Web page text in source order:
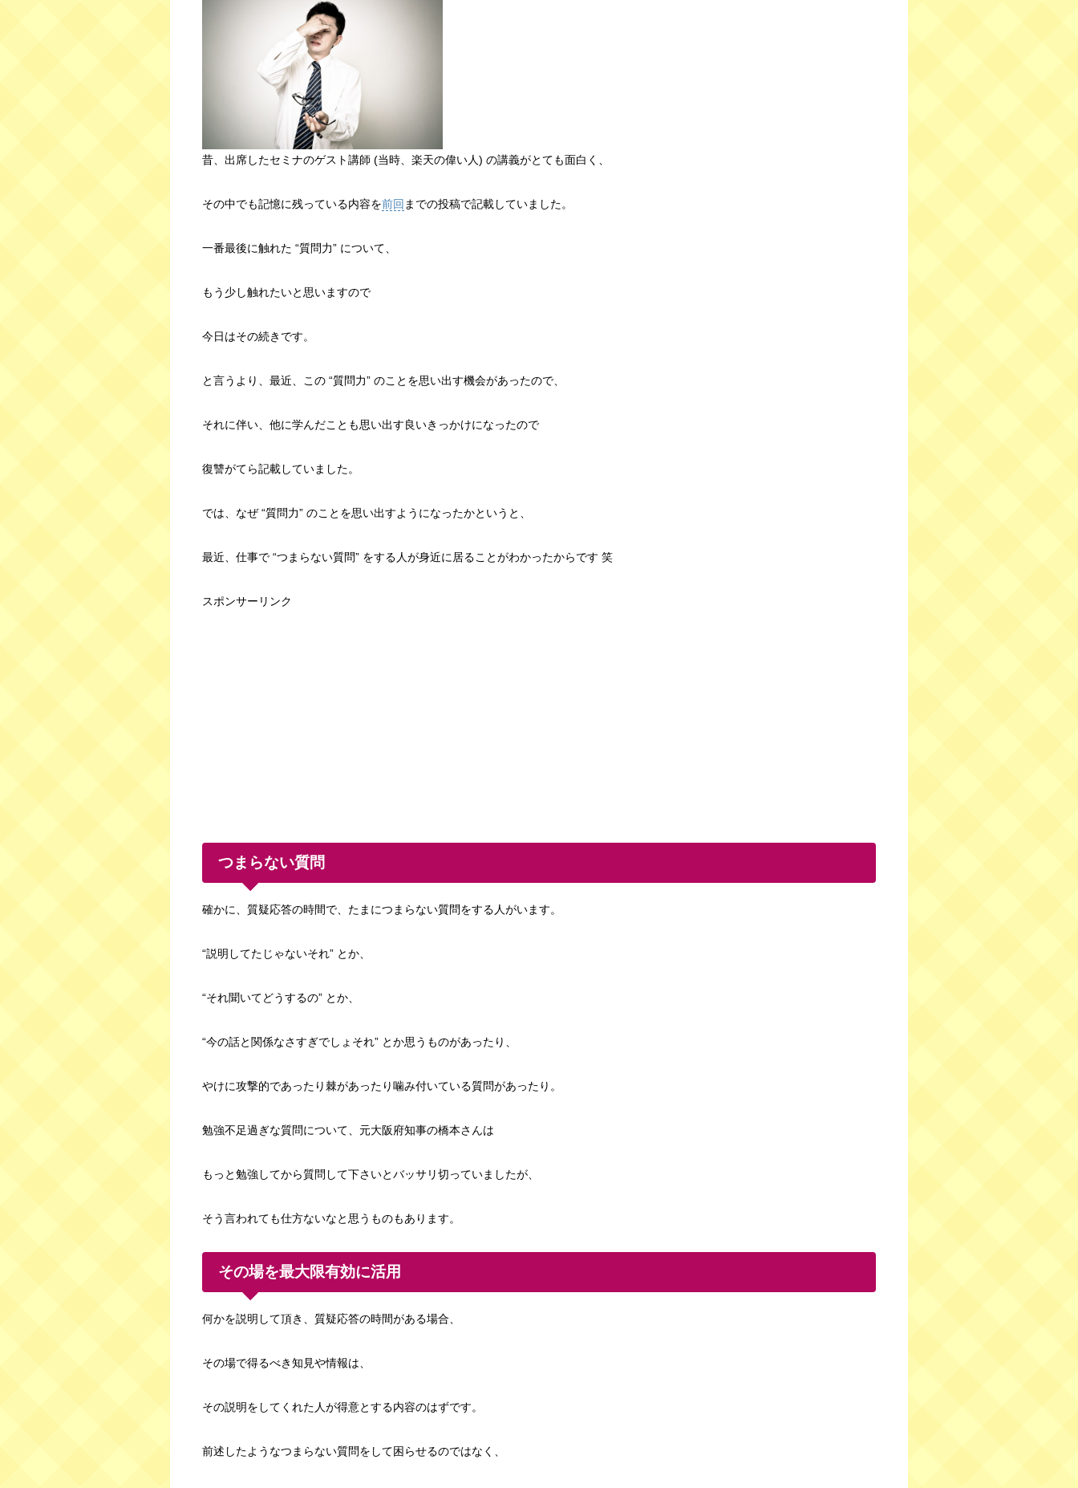
昔、出席したセミナのゲスト講師 (当時、楽天の偉い人) の講義がとても面白く、
その中でも記憶に残っている内容を前回 までの投稿で記載していました。
一番最後に触れた “質問力” について、
もう少し触れたいと思いますので
今日はその続きです。
と言うより、最近、この “質問力” のことを思い出す機会があったので、
それに伴い、他に学んだことも思い出す良いきっかけになったので
復讐がてら記載していました。
では、なぜ “質問力” のことを思い出すようになったかというと、
最近、仕事で “つまらない質問” をする人が身近に居ることがわかったからです 笑
スポンサーリンク
つまらない質問
確かに、質疑応答の時間で、たまにつまらない質問をする人がいます。
“説明してたじゃないそれ” とか、
“それ聞いてどうするの” とか、
“今の話と関係なさすぎでしょそれ” とか思うものがあったり、
やけに攻撃的であったり棘があったり噛み付いている質問があったり。
勉強不足過ぎな質問について、元大阪府知事の橋本さんは
もっと勉強してから質問して下さいとバッサリ切っていましたが、
そう言われても仕方ないなと思うものもあります。
その場を最大限有効に活用
何かを説明して頂き、質疑応答の時間がある場合、
その場で得るべき知見や情報は、
その説明をしてくれた人が得意とする内容のはずです。
前述したようなつまらない質問をして困らせるのではなく、